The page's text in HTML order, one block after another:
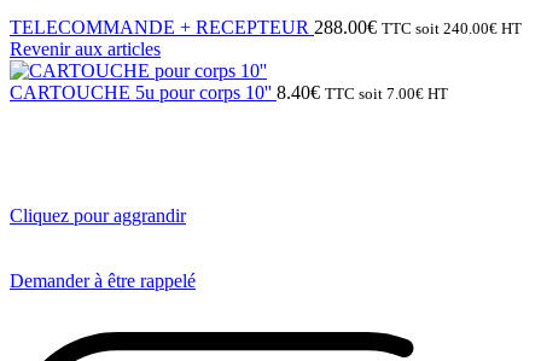
TELECOMMANDE + RECEPTEUR 288.00€ TTC soit 240.00€ HT
Revenir aux articles
CARTOUCHE 5u pour corps 10'' 8.40€ TTC soit 7.00€ HT
Cliquez pour aggrandir
Demander à être rappelé